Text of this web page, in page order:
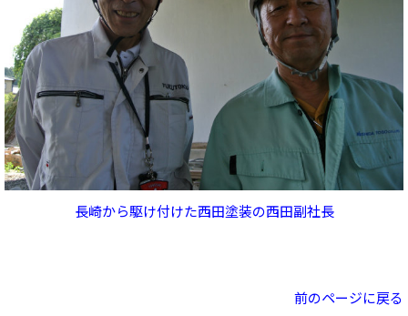
長崎から駆け付けた西田塗装の西田副社長
前のページに戻る